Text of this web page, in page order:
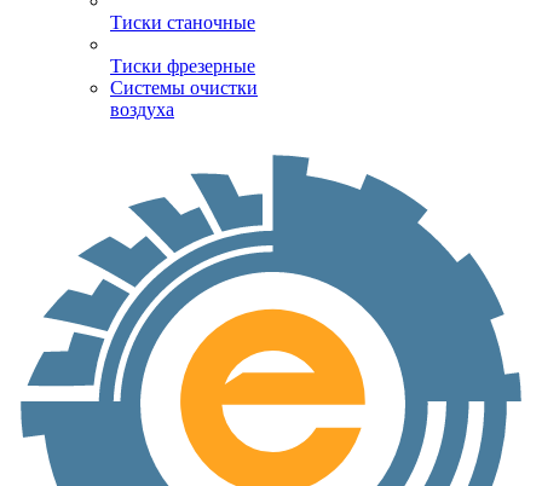
Тиски станочные
Тиски фрезерные
Системы очистки
воздуха